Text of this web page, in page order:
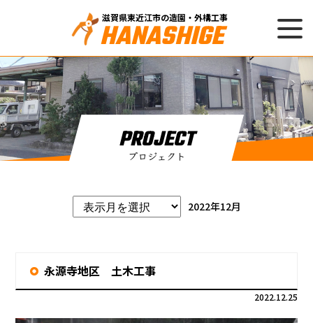
滋賀県東近江市の造園・外構工事
HANASHIGE
PROJECT
プロジェクト
2022年12月
永源寺地区 土木工事
2022.12.25